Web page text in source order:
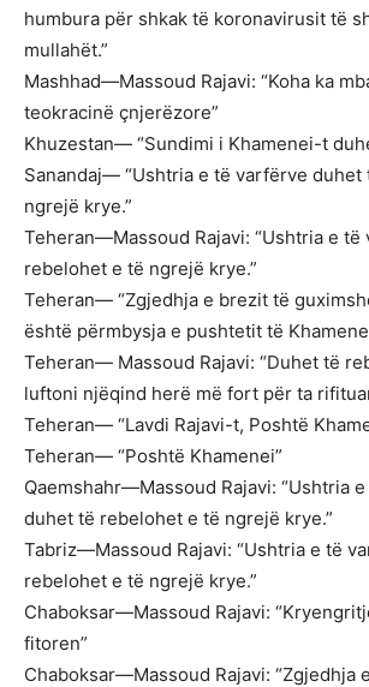
humbura për shkak të koronavirusit të
mullahët.”
Mashhad—Massoud Rajavi: “Koha ka
teokracinë çnjerëzore”
Khuzestan— “Sundimi i Khamenei-t
Sanandaj— “Ushtria e të varfërve duhet
ngrejë krye.”
Teheran—Massoud Rajavi: “Ushtria e
rebelohet e të ngrejë krye.”
Teheran— “Zgjedhja e brezit të
është përmbysja e pushtetit të
Teheran— Massoud Rajavi: “Duhet të
luftoni njëqind herë më fort për ta
Teheran— “Lavdi Rajavi-t, Poshtë
Teheran— “Poshtë Khamenei”
Qaemshahr—Massoud Rajavi: “Ushtria
duhet të rebelohet e të ngrejë krye.”
Tabriz—Massoud Rajavi: “Ushtria e të
rebelohet e të ngrejë krye.”
Chaboksar—Massoud Rajavi:
fitoren”
Chaboksar—Massoud Rajavi: “Zgjedhja